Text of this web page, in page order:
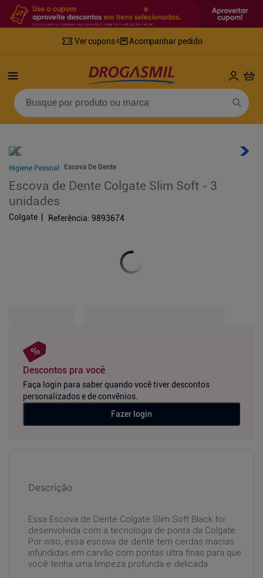
Ver cupons Acompanhar pedido
Busque por produto ou marca
Higiene Pessoal Escova De Dente
Escova de Dente Colgate Slim Soft - 3
unidades
Colgate Referência: 9893674
Descontos pra você
Faça login para saber quando você tiver descontos
personalizados e de convênios.
Fazer login
Descrição
Essa Escova de Dente Colgate Slim Soft Black foi
desenvolvida com a tecnologia de ponta da Colgate.
Por isso, essa escova de dente tem cerdas macias
infundidas em carvão com pontas ultra finas para que
você tenha uma limpeza profunda e delicada.
Termos mais buscados
4º
fralda geriatrica
º desodorante